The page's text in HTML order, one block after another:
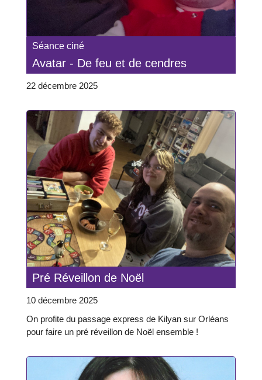
Séance ciné
Avatar - De feu et de cendres
22 décembre 2025
Pré Réveillon de Noël
10 décembre 2025
On profite du passage express de Kilyan sur Orléans
pour faire un pré réveillon de Noël ensemble !